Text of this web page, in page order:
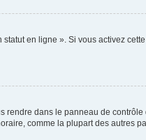
en ligne ». Si vous activez
dans le panneau de
comme la plupart des autres